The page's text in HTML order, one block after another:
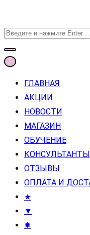
Поиск
для:
ГЛАВНАЯ
АКЦИИ
НОВОСТИ
МАГАЗИН
ОБУЧЕНИЕ
КОНСУЛЬТАНТЫ
ОТЗЫВЫ
ОПЛАТА И
★
▼
✸